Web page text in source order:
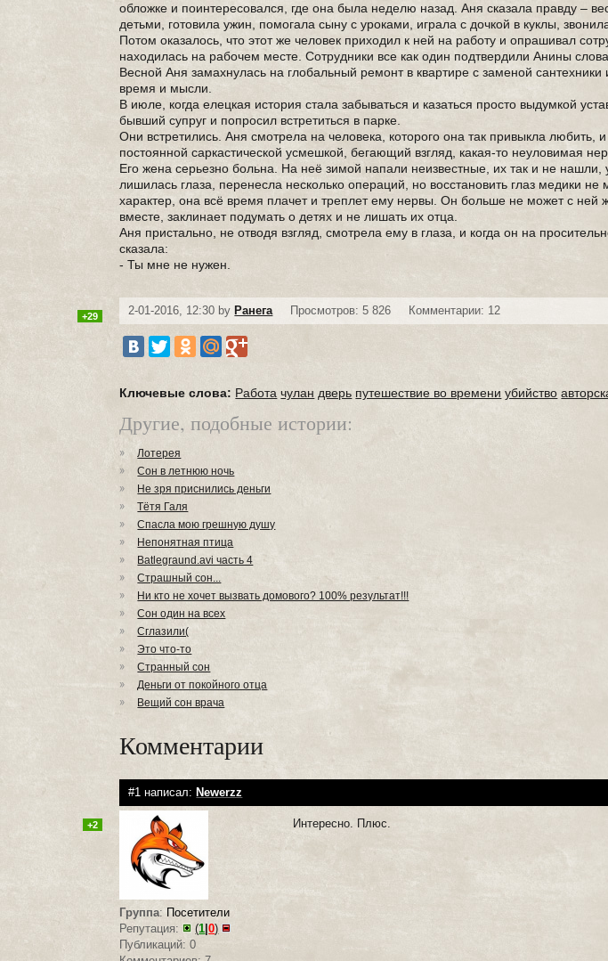
обложке и поинтересовался, где она была неделю назад. Аня сказала правду –
детьми, готовила ужин, помогала сыну с уроками, играла с дочкой в куклы,
Потом оказалось, что этот же человек приходил к ней на работу и опрашивал
находилась на рабочем месте. Сотрудники все как один подтвердили Анины слова.
Весной Аня замахнулась на глобальный ремонт в квартире с заменой
время и мысли.
В июле, когда елецкая история стала забываться и казаться просто выдумкой
бывший супруг и попросил встретиться в парке.
Они встретились. Аня смотрела на человека, которого она так привыкла любить,
постоянной саркастической усмешкой, бегающий взгляд, какая-то неуловимая
Его жена серьезно больна. На неё зимой напали неизвестные, их так и не
лишилась глаза, перенесла несколько операций, но восстановить глаз медики не
характер, она всё время плачет и треплет ему нервы. Он больше не может с ней
вместе, заклинает подумать о детях и не лишать их отца.
Аня пристально, не отводя взгляд, смотрела ему в глаза, и когда он на
сказала:
- Ты мне не нужен.
2-01-2016, 12:30 by Ранега Просмотров: 5 826 Комментарии: 12
+29
Ключевые слова: Работа чулан дверь путешествие во времени убийство
Другие, подобные истории:
Лотерея
Сон в летнюю ночь
Не зря приснились деньги
Тётя Галя
Спасла мою грешную душу
Непонятная птица
Batlegraund.avi часть 4
Страшный сон...
Ни кто не хочет вызвать домового? 100% результат!!!
Сон один на всех
Сглазили(
Это что-то
Странный сон
Деньги от покойного отца
Вещий сон врача
Комментарии
#1 написал: Newerzz
+2
Группа: Посетители
Репутация:
(1 |0)
Публикаций: 0
Интересно. Плюс.